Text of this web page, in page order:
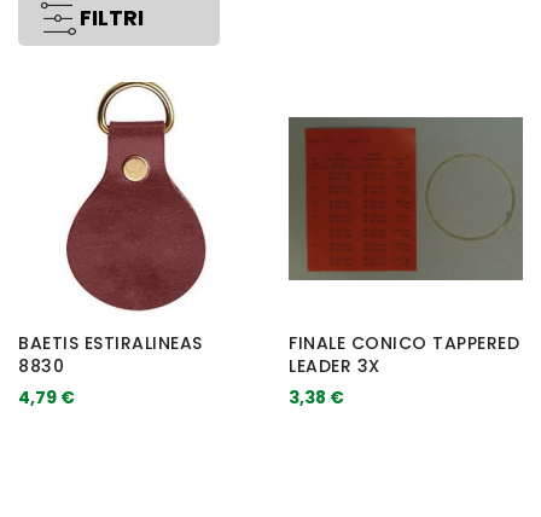
FILTRI
BAETIS ESTIRALINEAS
8830
4,79 €
FINALE CONICO TAPPERED
LEADER 3X
3,38 €